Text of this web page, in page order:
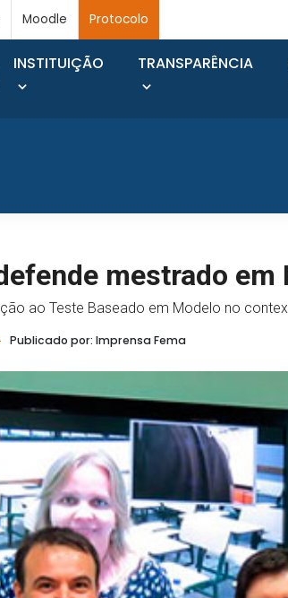
Moodle Protocolo
INSTITUIÇÃO TRANSPARÊNCIA
mestrado em
ao Teste Baseado em Modelo no
Publicado por: Imprensa Fema